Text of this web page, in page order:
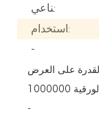
ناعي:
استخدام:
-
على العرض
-